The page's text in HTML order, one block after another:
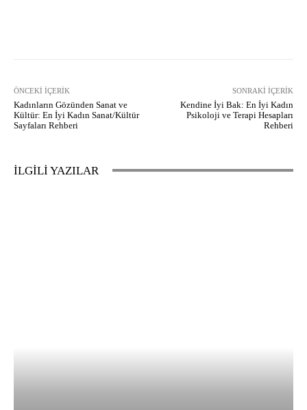
ÖNCEKI İÇERIK
Kadınların Gözünden Sanat ve
Kültür: En İyi Kadın Sanat/Kültür
Sayfaları Rehberi
SONRAKI İÇERIK
Kendine İyi Bak: En İyi Kadın
Psikoloji ve Terapi Hesapları
Rehberi
İLGİLİ YAZILAR